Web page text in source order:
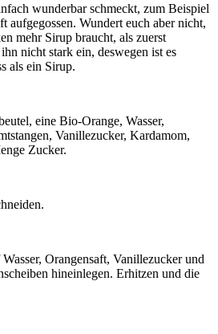
wunderbar schmeckt, zum Beispiel
aufgegossen. Wundert euch aber nicht,
mehr Sirup braucht, als zuerst
nicht stark ein, deswegen ist es
als ein Sirup.
eine Bio-Orange, Wasser,
Vanillezucker, Kardamom,
Zucker.
Orangensaft, Vanillezucker und
hineinlegen. Erhitzen und die